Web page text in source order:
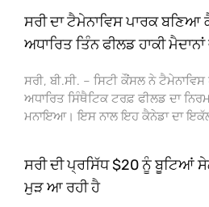
ਸਰੀ ਦਾ ਟੈਮੇਨਾਵਿਸ ਪਾਰਕ ਬਣਿਆ
ਅਧਾਰਿਤ ਤਿੰਨ ਫੀਲਡ ਹਾਕੀ
ਸਰੀ, ਬੀ.ਸੀ. – ਸਿਟੀ ਕੌਂਸਲ ਨੇ ਟੈਮੇਨਾਵਿਸ
ਅਧਾਰਿਤ ਸਿੰਥੈਟਿਕ ਟਰਫ਼ ਫੀਲਡ ਦਾ
ਮਨਾਇਆ। ਇਸ ਨਾਲ ਇਹ ਕੈਨੇਡਾ ਦਾ
ਸਰੀ ਦੀ ਪ੍ਰਸਿੱਧ $20 ਨੂੰ ਬੂਟਿਆਂ
ਮੁੜ ਆ ਰਹੀ ਹੈ